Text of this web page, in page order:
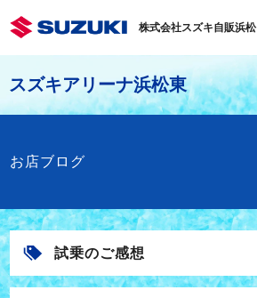
株式会社スズキ自販浜松
スズキアリーナ浜松東
お店ブログ
試乗のご感想